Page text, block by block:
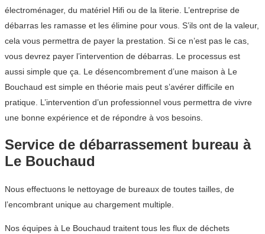
électroménager, du matériel Hifi ou de la literie. L’entreprise de
débarras les ramasse et les élimine pour vous. S’ils ont de la valeur,
cela vous permettra de payer la prestation. Si ce n’est pas le cas,
vous devrez payer l’intervention de débarras. Le processus est
aussi simple que ça. Le désencombrement d’une maison à Le
Bouchaud est simple en théorie mais peut s’avérer difficile en
pratique. L’intervention d’un professionnel vous permettra de vivre
une bonne expérience et de répondre à vos besoins.
Service de débarrassement bureau à
Le Bouchaud
Nous effectuons le nettoyage de bureaux de toutes tailles, de
l’encombrant unique au chargement multiple.
Nos équipes à Le Bouchaud traitent tous les flux de déchets